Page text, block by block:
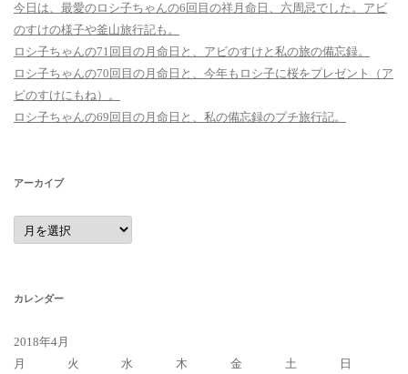
今日は、最愛のロシ子ちゃんの6回目の祥月命日、六周忌でした。アビ
のすけの様子や釜山旅行記も。
ロシ子ちゃんの71回目の月命日と、アビのすけと私の旅の備忘録。
ロシ子ちゃんの70回目の月命日と、今年もロシ子に桜をプレゼント（ア
ビのすけにもね）。
ロシ子ちゃんの69回目の月命日と、私の備忘録のプチ旅行記。
アーカイブ
ア
ー
カ
カレンダー
2018年4月
月
火 水 木 金 土
日